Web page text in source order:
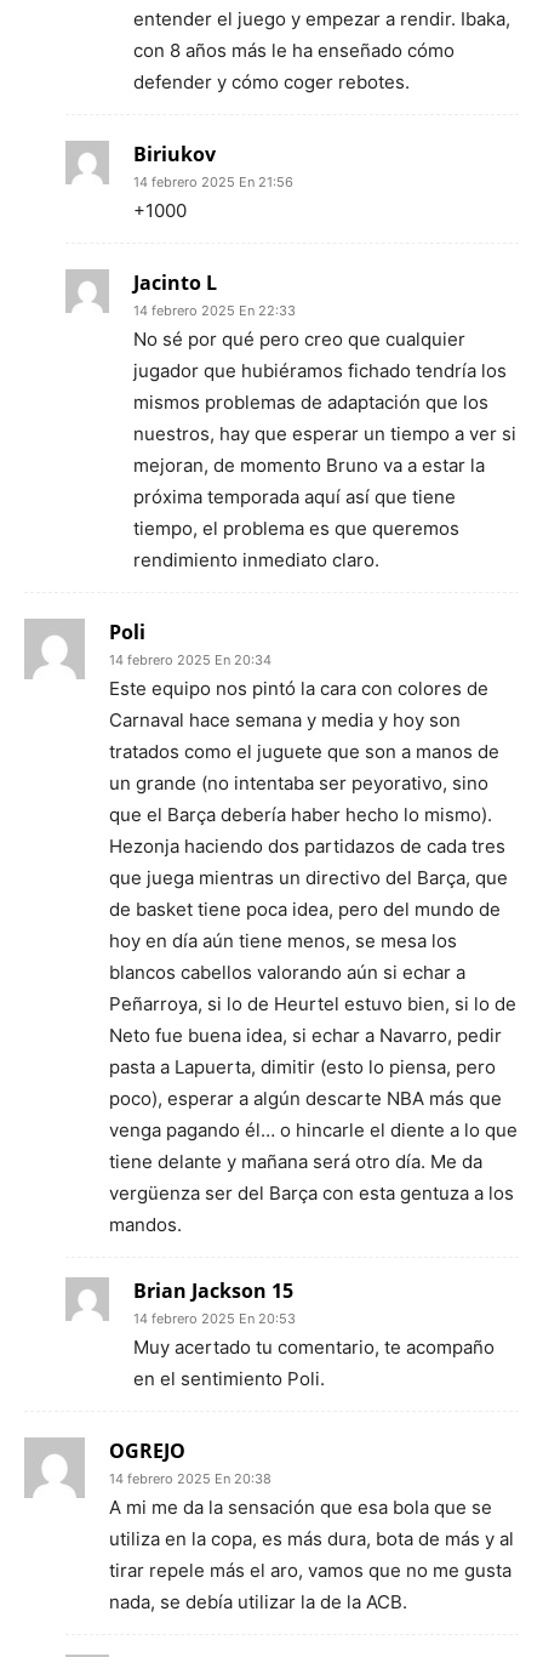
entender el juego y empezar a rendir. Ibaka,
con 8 años más le ha enseñado cómo
defender y cómo coger rebotes.
Biriukov
14 febrero 2025 En 21:56
+1000
Jacinto L
14 febrero 2025 En 22:33
No sé por qué pero creo que cualquier
jugador que hubiéramos fichado tendría los
mismos problemas de adaptación que los
nuestros, hay que esperar un tiempo a ver si
mejoran, de momento Bruno va a estar la
próxima temporada aquí así que tiene
tiempo, el problema es que queremos
rendimiento inmediato claro.
Poli
14 febrero 2025 En 20:34
Este equipo nos pintó la cara con colores de
Carnaval hace semana y media y hoy son
tratados como el juguete que son a manos de
un grande (no intentaba ser peyorativo, sino
que el Barça debería haber hecho lo mismo).
Hezonja haciendo dos partidazos de cada tres
que juega mientras un directivo del Barça, que
de basket tiene poca idea, pero del mundo de
hoy en día aún tiene menos, se mesa los
blancos cabellos valorando aún si echar a
Peñarroya, si lo de Heurtel estuvo bien, si lo de
Neto fue buena idea, si echar a Navarro, pedir
pasta a Lapuerta, dimitir (esto lo piensa, pero
poco), esperar a algún descarte NBA más que
venga pagando él… o hincarle el diente a lo que
tiene delante y mañana será otro día. Me da
vergüenza ser del Barça con esta gentuza a los
mandos.
Brian Jackson 15
14 febrero 2025 En 20:53
Muy acertado tu comentario, te acompaño
en el sentimiento Poli.
OGREJO
14 febrero 2025 En 20:38
A mi me da la sensación que esa bola que se
utiliza en la copa, es más dura, bota de más y al
tirar repele más el aro, vamos que no me gusta
nada, se debía utilizar la de la ACB.